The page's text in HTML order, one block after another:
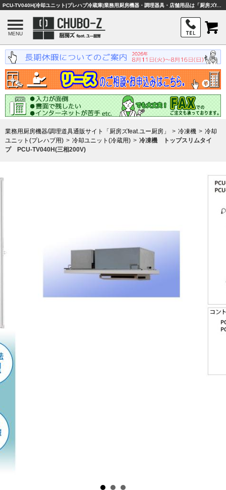
PCU-TV040H|冷却ユニット|プレハブ冷蔵庫|業務用厨房機器・調理器具・店舗用品は「厨房ズfeat.ユー厨房」
MENU
業務用厨房機器/調理道具通販サイト「厨房ズfeat.ユー厨房」 冷凍機
冷却
ユニット(プレハブ用)
冷却ユニット(冷蔵用)
冷凍機 トップスリムタイ
プ PCU-TV040H(三相200V)